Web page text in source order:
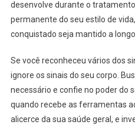
desenvolve durante o
permanente do seu estilo de
conquistado seja mantido a
Se você reconheceu vários dos
ignore os sinais do seu corpo.
necessário e confie no poder do
quando recebe as ferramentas
alicerce da sua saúde geral, e